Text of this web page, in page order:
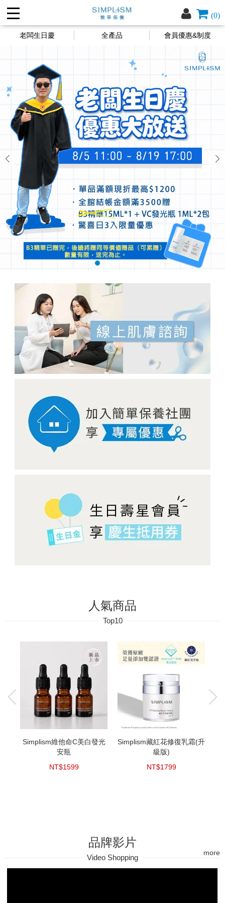
(0)
老闆生日慶 全產品 會員優惠&制度
人氣商品
Top10
Simplism維他命C美白發光
安瓶
NT$1599
Simplism藏紅花修復乳霜(升
級版)
NT$1799
品牌影片
Video Shopping
more